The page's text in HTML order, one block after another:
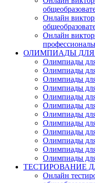
Онлайн
Онлайн
ОЛИМПИАДЫ ДЛЯ
Олимпиады
Олимпиады
Олимпиады
Олимпиады
Олимпиады
Олимпиады
Олимпиады
Олимпиады
Олимпиады
Олимпиады
Олимпиады
Олимпиады
ТЕСТИРОВАНИЕ
Онлайн